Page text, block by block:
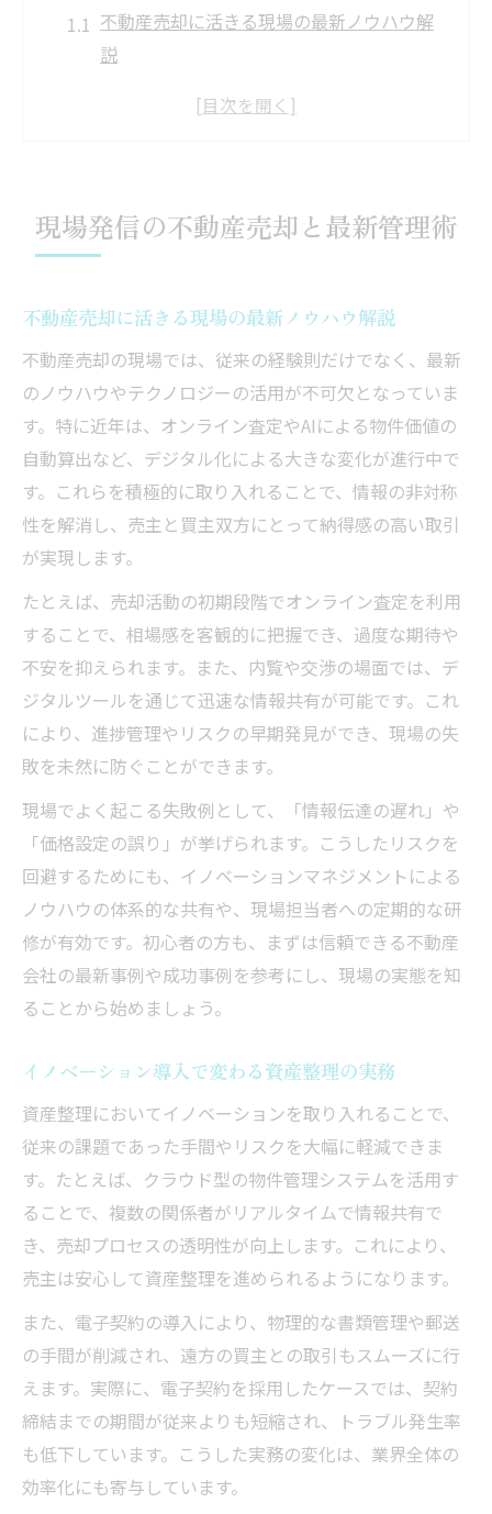
不動産売却に活きる現場の最新ノウハウ解
説
イノベーション導入で変わる資産整理の実
現場の声を活かす不動産売却成功の鉄則
損を避ける不動産売却イノベーション実践法
説
不動産売却の落とし穴を避ける管理イノベ
ーション
アセットイノベーション実践で得する売却
戦略
不動産売却で失敗しないための実務的な工
管理と売却を両立させる革新のポイント
イノベーションマネジメントが生む安心売却体
験
安心感を高める不動産売却のイノベーショ
ン活用
イノベーションマネジメントで変わる売却
体験
売却の不安を解消する新しい管理手法とは
アセットイノベーションから学ぶ信頼の取
引術
安心できる不動産売却を実現する管理戦略
三大タブー回避で変わる不動産売却の進め方
不動産売却三大タブーを避けるための心得
ト
現場で役立つタブー回避のイノベーション
実例
不動産屋が嫌がる行動を防ぐ進め方の工夫
トラブルを防ぐ不動産売却の管理術とは
5年ルール徹底解説と失敗しないポイント
不動産売却における5年ルールの基本を解説
5年ルール活用で税負担を抑える実践方法
失敗しないための不動産売却時期の選び方
所有期間による売却税制の違いと対策ポイ
ント
現場発信の不動産売却と最新管理術
不動産売却に活きる現場の最新ノウハウ解説
不動産売却の現場では、従来の経験則だけでなく、最新
のノウハウやテクノロジーの活用が不可欠となっていま
す。特に近年は、オンライン査定やAIによる物件価値の
自動算出など、デジタル化による大きな変化が進行中で
す。これらを積極的に取り入れることで、情報の非対称
性を解消し、売主と買主双方にとって納得感の高い取引
が実現します。
たとえば、売却活動の初期段階でオンライン査定を利用
することで、相場感を客観的に把握でき、過度な期待や
不安を抑えられます。また、内覧や交渉の場面では、デ
ジタルツールを通じて迅速な情報共有が可能です。これ
により、進捗管理やリスクの早期発見ができ、現場の失
敗を未然に防ぐことができます。
現場でよく起こる失敗例として、「情報伝達の遅れ」や
「価格設定の誤り」が挙げられます。こうしたリスクを
回避するためにも、イノベーションマネジメントによる
ノウハウの体系的な共有や、現場担当者への定期的な研
修が有効です。初心者の方も、まずは信頼できる不動産
会社の最新事例や成功事例を参考にし、現場の実態を知
ることから始めましょう。
イノベーション導入で変わる資産整理の実務
資産整理においてイノベーションを取り入れることで、
従来の課題であった手間やリスクを大幅に軽減できま
す。たとえば、クラウド型の物件管理システムを活用す
ることで、複数の関係者がリアルタイムで情報共有で
き、売却プロセスの透明性が向上します。これにより、
売主は安心して資産整理を進められるようになります。
また、電子契約の導入により、物理的な書類管理や郵送
の手間が削減され、遠方の買主との取引もスムーズに行
えます。実際に、電子契約を採用したケースでは、契約
締結までの期間が従来よりも短縮され、トラブル発生率
も低下しています。こうした実務の変化は、業界全体の
効率化にも寄与しています。